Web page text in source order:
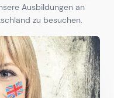
Ausbildungen an
zu besuchen.